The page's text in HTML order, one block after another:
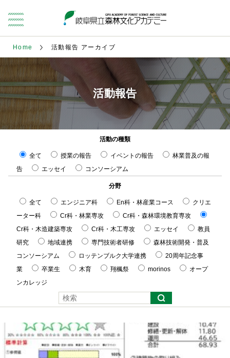
Home 活動報告 アーカイブ
活動報告
活動の種類
全て 授業の報告 イベントの報告
林業普及の報
告
エッセイ コンソーシアム
分野
全て エンジニア科 En科・林産業コース
クリエ
ーター科
Cr科・林業専攻
Cr科・森林環境教育専攻
Cr科・木造建築専攻
Cr科・木工専攻 エッセイ
教員
研究
地域連携 専門技術者研修
森林技術開発・普及
コンソーシアム
ロッテンブルク大学連携
20周年記念事
業
卒業生 木育 翔楓祭 morinos
オープ
ンカレッジ